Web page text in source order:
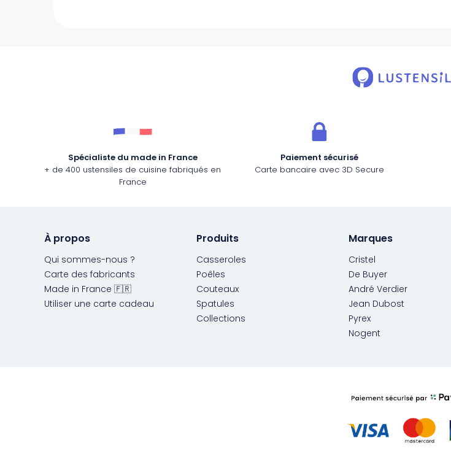
Spécialiste du made in France
+ de 400 ustensiles de cuisine fabriqués en
France
Paiement sécurisé
Carte bancaire avec 3D Secure
À propos
Qui sommes-nous ?
Carte des fabricants
Made in France 🇫🇷
Utiliser une carte cadeau
Produits
Casseroles
Poêles
Couteaux
Spatules
Collections
Marques
Cristel
De Buyer
André Verdier
Jean Dubost
Pyrex
Nogent